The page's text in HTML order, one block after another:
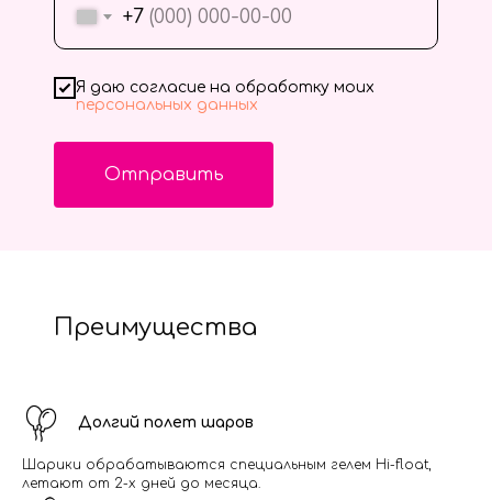
+7
Я даю согласие на обработку моих
персональных данных
Отправить
Преимущества
Долгий полет шаров
Шарики обрабатываются специальным гелем Hi-float,
летают от 2-х дней до месяца.